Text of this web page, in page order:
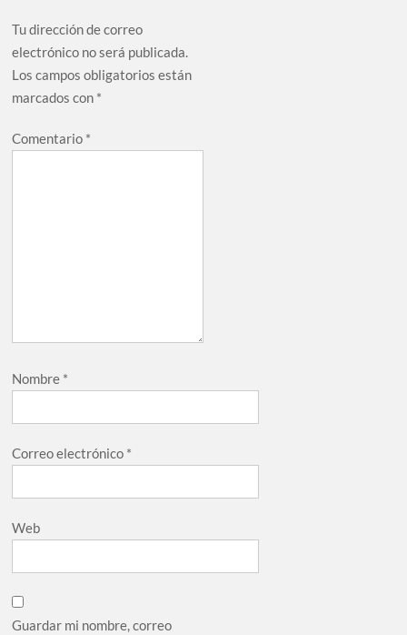
Tu dirección de correo
electrónico no será publicada.
Los campos obligatorios están
marcados con *
Comentario *
Nombre *
Correo electrónico *
Web
Guardar mi nombre, correo